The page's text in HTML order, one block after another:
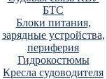
БТС
Блоки питания,
зарядные устройства,
периферия
Гидрокостюмы
Кресла судоводителя